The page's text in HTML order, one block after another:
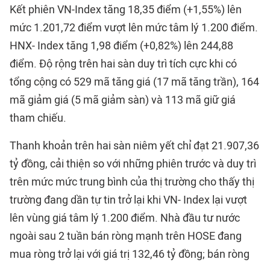
Kết phiên VN-Index tăng 18,35 điểm (+1,55%) lên
mức 1.201,72 điểm vượt lên mức tâm lý 1.200 điểm.
HNX- Index tăng 1,98 điểm (+0,82%) lên 244,88
điểm. Độ rộng trên hai sàn duy trì tích cực khi có
tổng cộng có 529 mã tăng giá (17 mã tăng trần), 164
mã giảm giá (5 mã giảm sàn) và 113 mã giữ giá
tham chiếu.
Thanh khoản trên hai sàn niêm yết chỉ đạt 21.907,36
tỷ đồng, cải thiện so với những phiên trước và duy trì
trên mức mức trung bình của thị trường cho thấy thị
trường đang dần tự tin trở lại khi VN- Index lại vượt
lên vùng giá tâm lý 1.200 điểm. Nhà đầu tư nước
ngoài sau 2 tuần bán ròng mạnh trên HOSE đang
mua ròng trở lại với giá trị 132,46 tỷ đồng; bán ròng